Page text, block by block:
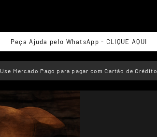
Peça Ajuda pelo WhatsApp - CLIQUE AQUI
Use Mercado Pago para pagar com Cartão de Crédito